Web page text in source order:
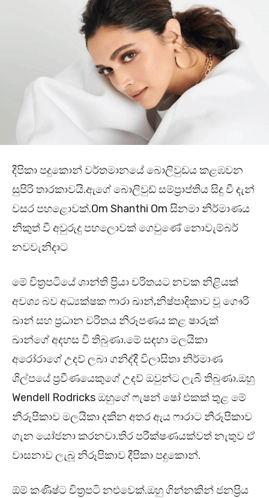
දීපිකා පදුකොන් වර්තමානයේ බොලිවුඩය කළඹවන
සුපිරි තාරකාවයි.ඇගේ බොලිවුඩ් සම්ප්‍රාප්තිය සිදු වී දැන්
වසර පහළොවක්.Om Shanthi Om සිනමා නිර්මාණය
නිකුත් වී අවුරුදු පහලොවක් ගෙවුණේ නොවැම්බර්
නවවැනිදාට
මේ චිත්‍රපටියේ ශාන්ති ප්‍රියා චරිතයට නවක නිළියක්
අවශ්‍ය බව අධ්‍යක්ෂක ෆාරා ඛාන්,නිෂ්පාදිකාව වූ ගෞරි
ඛාන් සහ ප්‍රධාන චරිතය නිරූපණය කළ ෂාරුක්
ඛාන්ගේ අදහස වී තිබුණා.මේ සඳහා මලයිකා
අරෝරාගේ උදව් ලබා ගනිද්දී විලාසිතා නිර්මාණ
ශිල්පයේ ප්‍රවීණයෙකුගේ උදව් ඔවුන්ට ලැබී තිබුණා.ඔහු
Wendell Rodricks ඔහුගේ ෆැෂන් ෂෝ එකක් තුළ මේ
නිරූපිකාව මලයිකා දකින අතර ඇය ෆාරාට නිරූපිකාව
ගැන යෝජනා කරනවා.තිර පරීක්ෂණයක්වත් නැතුව ඒ
වාසනාව ලැබූ නිරූපිකාව දීපිකා පදුකොන්.
ඕම් කණිෂ්ට චිත්‍රපටි නළුවෙක්.ඔහු ගින්නකින් ජනප්‍රිය